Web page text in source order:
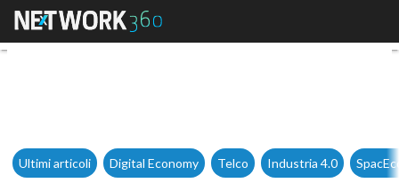
Aruba ottiene il dominio
Ultimi articoli Digital Economy Telco Industria 4.0